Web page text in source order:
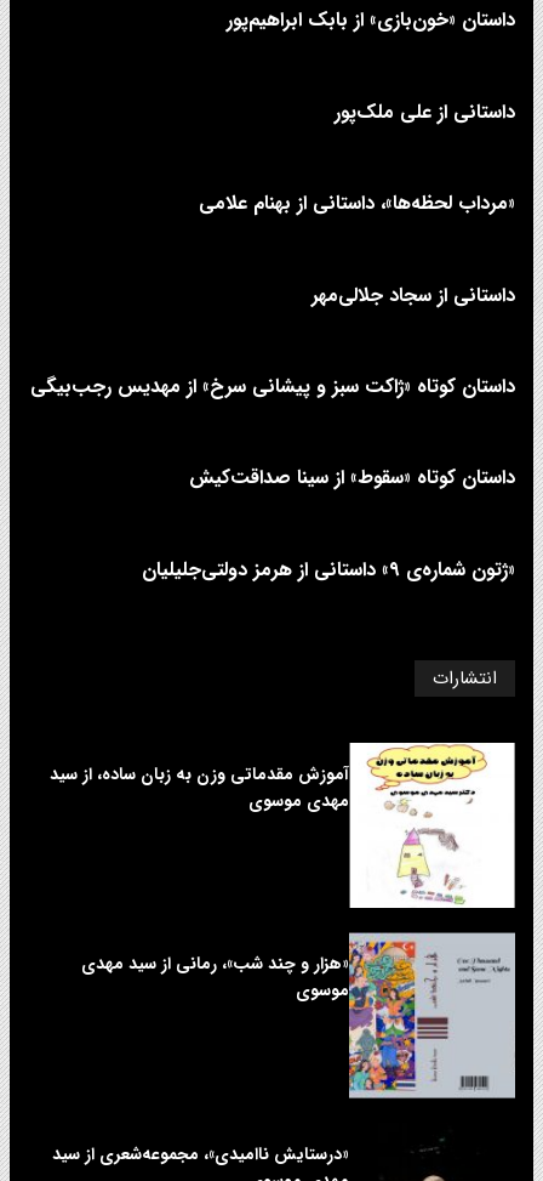
داستان «خون‌بازی» از بابک ابراهیم‌پور
داستانی از علی‌ ملک‌پور
«مرداب لحظه‌ها»، داستانی از بهنام علامی
داستانی از سجاد جلالی‌مهر
داستان کوتاه «ژاکت سبز و پیشانی سرخ» از مهدیس رجب‌بیگی
داستان کوتاه «سقوط» از سینا صداقت‌کیش
«ژتون شماره‌ی ۹» داستانی از هرمز دولتی‌جلیلیان
انتشارات
آموزش مقدماتی وزن به زبان ساده، از سید
مهدی موسوی
«هزار و چند شب»، رمانی از سید مهدی
موسوی
«درستایش ناامیدی»، مجموعه‌شعری از سید